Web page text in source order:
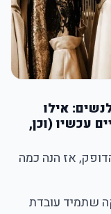
אילו
עכשיו (וכן,
אז הנה כמה
שתמיד עובדת